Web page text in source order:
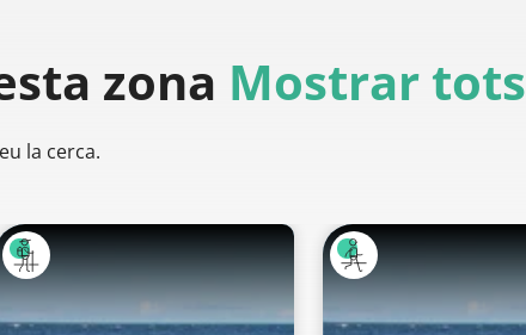
zona Mostrar tots
la cerca.